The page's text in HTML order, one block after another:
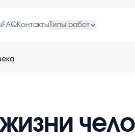
FAQКонтакты Типы работ